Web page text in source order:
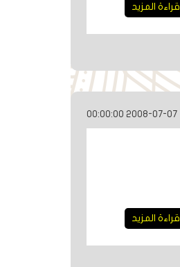
قراءة المزيد
2008-07-07 00:00:00
قراءة المزيد